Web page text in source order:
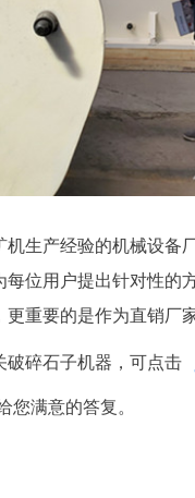
生产经验的机械设备
位用户提出针对性的
重要的是作为直销厂
破碎石子机器，可点击
您满意的答复。